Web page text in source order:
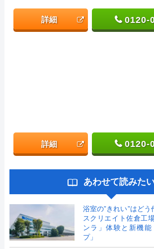
詳細 0120-
詳細 0120-
あわせて読みた
浴室の”きれい”はど
スクリエイト佐倉工
ンラ」体験と新機
プ」